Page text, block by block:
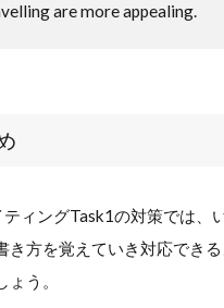
are more appealing.
ティングTask1の対策では、
き方を覚えていき対応でき
ょう。